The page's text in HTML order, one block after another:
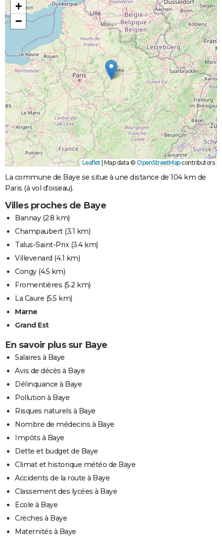
+
−
Leaflet Map data © OpenStreetMapcontributors
La commune de Baye se situe à une distance de 104 km de
Paris (à vol d'oiseau).
Villes proches de Baye
Bannay(2.8 km)
Champaubert(3.1 km)
Talus-Saint-Prix(3.4 km)
Villevenard (4.1 km)
Congy(4.5 km)
Fromentières (5.2 km)
La Caure (5.5 km)
Marne
Grand Est
En savoir plus sur Baye
Salaires à Baye
Avis de décès à Baye
Délinquance à Baye
Pollution à Baye
Risques naturels à Baye
Nombre de médecins à Baye
Impôts à Baye
Dette et budget de Baye
Climat et historique météo de Baye
Accidents de la route à Baye
Classement des lycées à Baye
Ecole à Baye
Crèches à Baye
Maternités à Baye